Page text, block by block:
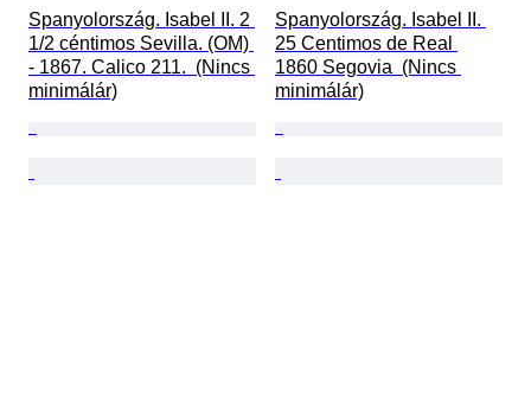
Spanyolország. Isabel II. 2
1/2 céntimos Sevilla. (OM)
- 1867. Calico 211.  (Nincs
minimálár)
Spanyolország. Isabel II.
25 Centimos de Real
1860 Segovia  (Nincs
minimálár)